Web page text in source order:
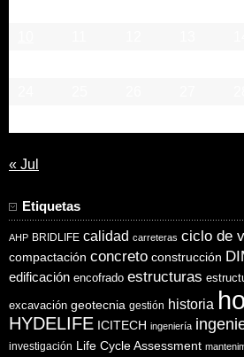
« Jul
Etiquetas
AHP BRIDLIFE calidad carreteras ciclo de
compactación concreto construcción
edificación encofrado estructuras
excavación geotecnia gestión historia
HYDELIFE ICITECH ingeniería
investigación Life Cycle Assessment